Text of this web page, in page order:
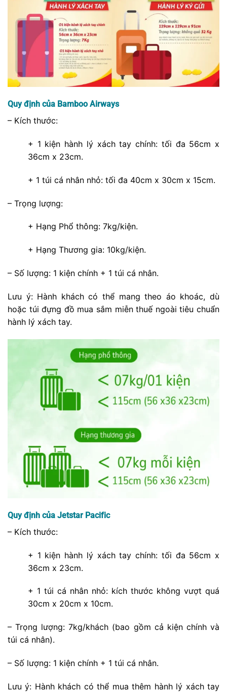
Quy định của Bamboo Airways
– Kích thước:
+ 1 kiện hành lý xách tay chính: tối đa 56cm x
36cm x 23cm.
+ 1 túi cá nhân nhỏ: tối đa 40cm x 30cm x 15cm.
– Trọng lượng:
+ Hạng Phổ thông: 7kg/kiện.
+ Hạng Thương gia: 10kg/kiện.
– Số lượng: 1 kiện chính + 1 túi cá nhân.
Lưu ý: Hành khách có thể mang theo áo khoác, dù
hoặc túi đựng đồ mua sắm miễn thuế ngoài tiêu chuẩn
hành lý xách tay.
Quy định của Jetstar Pacific
– Kích thước:
+ 1 kiện hành lý xách tay chính: tối đa 56cm x
36cm x 23cm.
+ 1 túi cá nhân nhỏ: kích thước không vượt quá
30cm x 20cm x 10cm.
– Trọng lượng: 7kg/khách (bao gồm cả kiện chính và
túi cá nhân).
– Số lượng: 1 kiện chính + 1 túi cá nhân.
Lưu ý: Hành khách có thể mua thêm hành lý xách tay